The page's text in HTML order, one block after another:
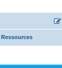
-
Ressources